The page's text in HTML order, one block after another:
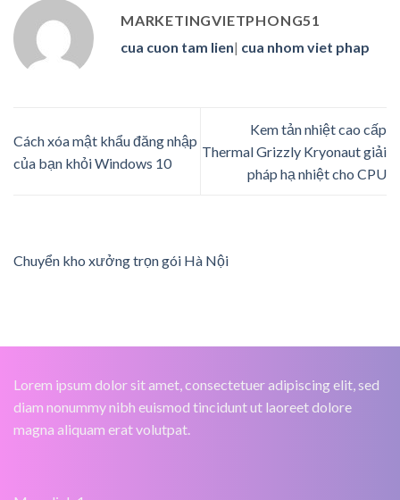
MARKETINGVIETPHONG51
cua cuon tam lien| cua nhom viet phap
Cách xóa mật khẩu đăng nhập
của bạn khỏi Windows 10
Kem tản nhiệt cao cấp
Thermal Grizzly Kryonaut giải
pháp hạ nhiệt cho CPU
Chuyển kho xưởng trọn gói Hà Nội
Lorem ipsum dolor sit amet, consectetuer adipiscing elit, sed
diam nonummy nibh euismod tincidunt ut laoreet dolore
magna aliquam erat volutpat.